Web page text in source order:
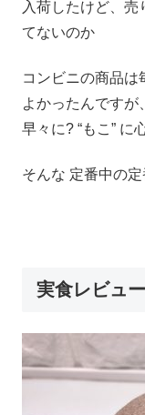
入荷したけど、売
てないのか
コンビニの商品は
よかったんですが
早々に? “もこ” に
そんな 定番中の定
実食レビュー